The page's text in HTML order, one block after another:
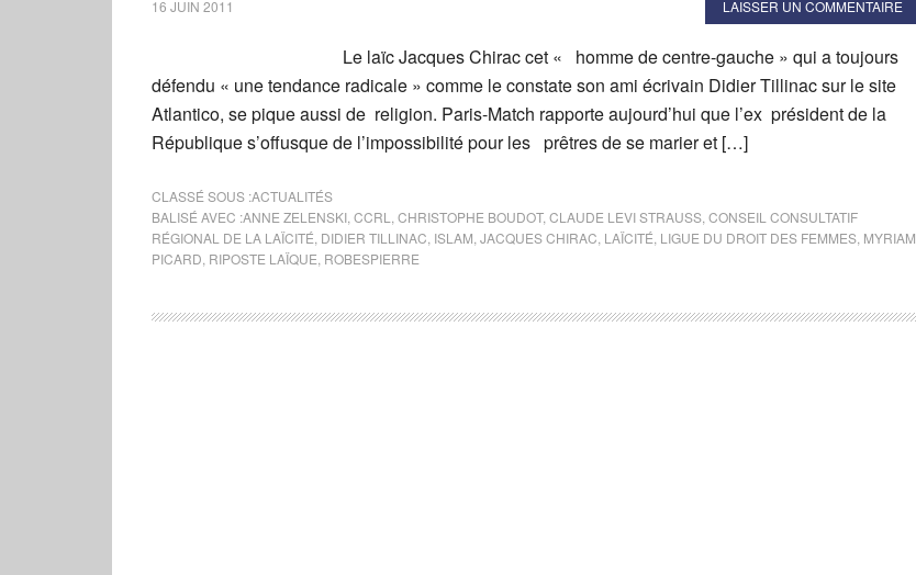
16 JUIN 2011 LAISSER UN COMMENTAIRE
Le laïc Jacques Chirac cet « homme de centre-gauche » qui a toujours
défendu « une tendance radicale » comme le constate son ami écrivain Didier Tillinac sur le site
Atlantico, se pique aussi de religion. Paris-Match rapporte aujourd’hui que l’ex président de la
République s’offusque de l’impossibilité pour les prêtres de se marier et […]
CLASSÉ SOUS :ACTUALITÉS
BALISÉ AVEC :ANNE ZELENSKI CCRL CHRISTOPHE BOUDOT, CLAUDE LEVI STRAUSS CONSEIL CONSULTATIF
RÉGIONAL DE LA LAÏCITÉ DIDIER TILLINAC ISLAM JACQUES CHIRAC LAÏCITÉ LIGUE DU DROIT DES FEMMES MYRIAM
PICARD RIPOSTE LAÏQUE ROBESPIERRE